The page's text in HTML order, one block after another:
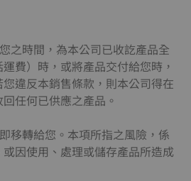
之時間，為本公司已收訖產品全
費）時，或將產品交付給您時，
違反本銷售條款，則本公司得在
任何已供應之產品。
移轉給您。本項所指之風險，係
因使用、處理或儲存產品所造成